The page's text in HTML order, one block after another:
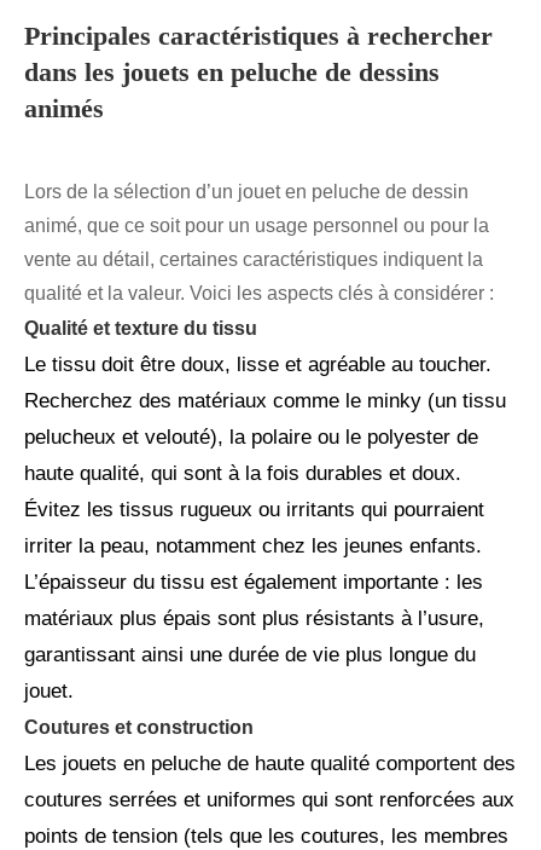
Principales caractéristiques à rechercher
dans les jouets en peluche de dessins
animés
Lors de la sélection d’un jouet en peluche de dessin
animé, que ce soit pour un usage personnel ou pour la
vente au détail, certaines caractéristiques indiquent la
qualité et la valeur. Voici les aspects clés à considérer :
Qualité et texture du tissu
Le tissu doit être doux, lisse et agréable au toucher.
Recherchez des matériaux comme le minky (un tissu
pelucheux et velouté), la polaire ou le polyester de
haute qualité, qui sont à la fois durables et doux.
Évitez les tissus rugueux ou irritants qui pourraient
irriter la peau, notamment chez les jeunes enfants.
L’épaisseur du tissu est également importante : les
matériaux plus épais sont plus résistants à l’usure,
garantissant ainsi une durée de vie plus longue du
jouet.
Coutures et construction
Les jouets en peluche de haute qualité comportent des
coutures serrées et uniformes qui sont renforcées aux
points de tension (tels que les coutures, les membres